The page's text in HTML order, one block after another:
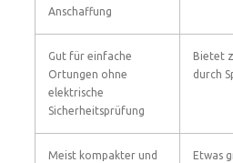
Anschaffung
Gut für einfache
Ortungen ohne
elektrische
Sicherheitsprüfung
Bietet
durch
Meist kompakter und
Etwas